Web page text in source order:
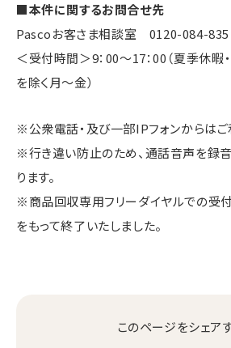
■本件に関するお問合せ先
Pascoお客さま相談室 0120-084-835（
＜受付時間＞9：00～17：00（夏季休暇
を除く月～金）
※公衆電話・及び一部IPフォンからはご
※行き違い防止のため、通話音声を録
ります。
※商品回収専用フリーダイヤルでの受
をもって終了いたしました。
このページをシェア